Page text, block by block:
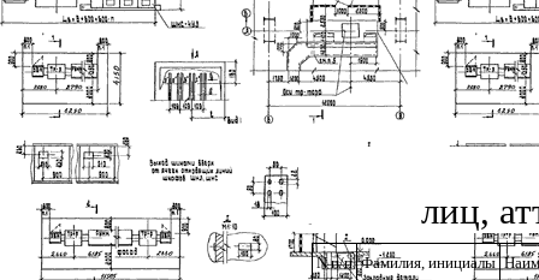
лиц,
N п/п Фамилия, инициалы